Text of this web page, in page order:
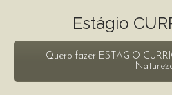
Estágio
Quero fazer ESTÁGIO